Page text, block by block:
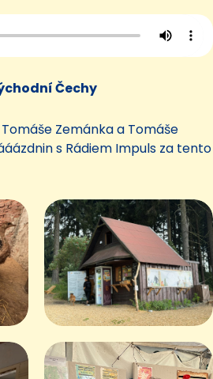
Čechy
Zemánka a Tomáše
s Rádiem Impuls za tento